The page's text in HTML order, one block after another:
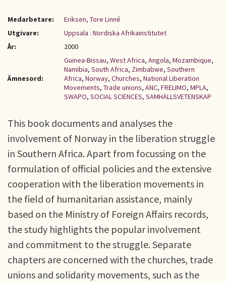
Medarbetare:
Eriksen, Tore Linné
Utgivare:
Uppsala : Nordiska Afrikainstitutet
År:
2000
Ämnesord:
Guinea-Bissau, West Africa, Angola, Mozambique,
Namibia, South Africa, Zimbabwe, Southern
Africa, Norway, Churches, National Liberation
Movements, Trade unions, ANC, FRELIMO, MPLA,
SWAPO, SOCIAL SCIENCES, SAMHÄLLSVETENSKAP
This book documents and analyses the
involvement of Norway in the liberation struggle
in Southern Africa. Apart from focussing on the
formulation of official policies and the extensive
cooperation with the liberation movements in
the field of humanitarian assistance, mainly
based on the Ministry of Foreign Affairs records,
the study highlights the popular involvement
and commitment to the struggle. Separate
chapters are concerned with the churches, trade
unions and solidarity movements, such as the